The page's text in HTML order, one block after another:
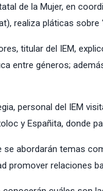
de la Mujer, en
), realiza pláticas sobre
titular del IEM,
entre géneros;
personal del IEM
y Españita, donde
se abordarán temas
promover relaciones